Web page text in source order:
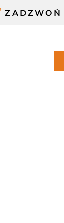
ZADZWOŃ